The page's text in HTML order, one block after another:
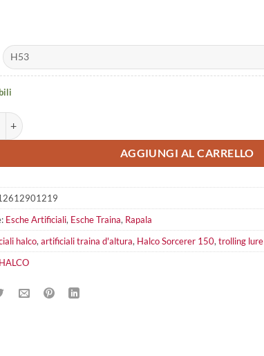
150 STD quantità
AGGIUNGI AL CARRELLO
Esche Artificiali, Esche Traina, Rapala
halco, artificiali traina d'altura, Halco Sorcerer 150, trolling lure
HALCO